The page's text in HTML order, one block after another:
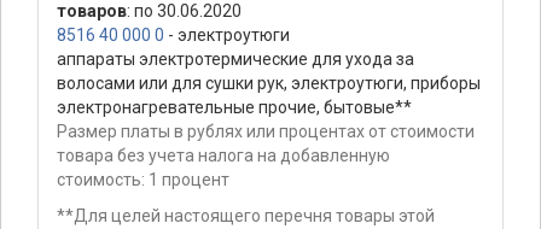
товаров: по 30.06.2020
8516 40 000 0 - электроутюги
аппараты электротермические для ухода за
волосами или для сушки рук, электроутюги, приборы
электронагревательные прочие, бытовые**
Размер платы в рублях или процентах от стоимости
товара без учета налога на добавленную
стоимость: 1 процент
**Для целей настоящего перечня товары этой